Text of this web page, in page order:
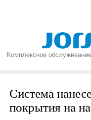
Комплексное
Система
покрытия на